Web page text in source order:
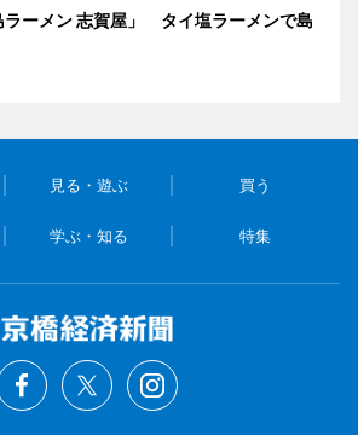
ラーメン 志賀屋」 タイ塩ラーメンで島
見る・遊ぶ 買う
学ぶ・知る 特集